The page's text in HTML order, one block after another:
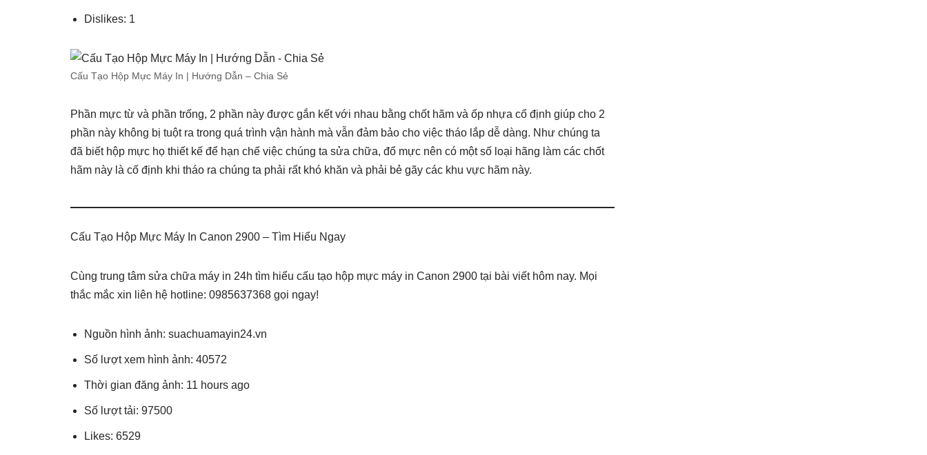
Dislikes: 1
Cấu Tạo Hộp Mực Máy In | Hướng Dẫn – Chia Sẻ
Phần mực từ và phần trống, 2 phần này được gắn kết với nhau bằng chốt hãm và ốp nhựa cố định giúp cho 2
phần này không bị tuột ra trong quá trình vận hành mà vẫn đảm bảo cho việc tháo lắp dễ dàng. Như chúng ta
đã biết hộp mực họ thiết kế để hạn chế việc chúng ta sửa chữa, đổ mực nên có một số loại hãng làm các chốt
hãm này là cố định khi tháo ra chúng ta phải rất khó khăn và phải bẻ gãy các khu vực hãm này.
Cấu Tạo Hộp Mực Máy In Canon 2900 – Tìm Hiểu Ngay
Cùng trung tâm sửa chữa máy in 24h tìm hiểu cấu tạo hộp mực máy in Canon 2900 tại bài viết hôm nay. Mọi
thắc mắc xin liên hệ hotline: 0985637368 gọi ngay!
Nguồn hình ảnh: suachuamayin24.vn
Số lượt xem hình ảnh: 40572
Thời gian đăng ảnh: 11 hours ago
Số lượt tải: 97500
Likes: 6529